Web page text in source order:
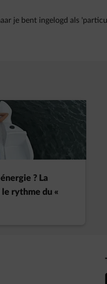
je bent ingelogd als
? La
rythme du «